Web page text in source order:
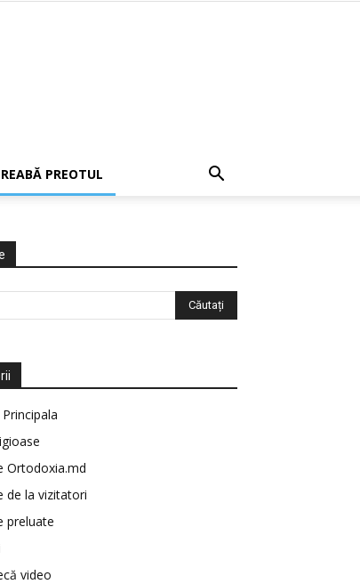
PREOTUL
Ortodoxia.md
de la vizitatori
preluate
video